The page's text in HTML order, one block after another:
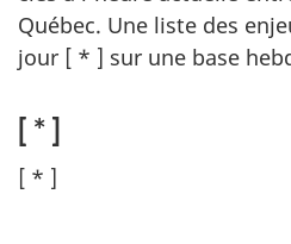
Québec. Une liste des
jour [ * ] sur une base
[ * ]
[ * ]